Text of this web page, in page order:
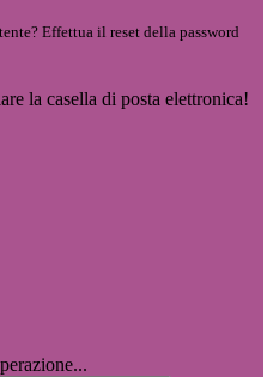
Effettua il reset della password
la casella di posta elettronica!